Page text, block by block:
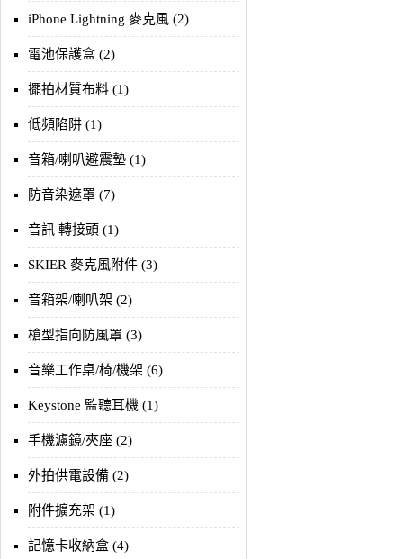
iPhone Lightning 麥克風 (2)
電池保護盒 (2)
擺拍材質布料 (1)
低頻陷阱 (1)
音箱/喇叭避震墊 (1)
防音染遮罩 (7)
音訊 轉接頭 (1)
SKIER 麥克風附件 (3)
音箱架/喇叭架 (2)
槍型指向防風罩 (3)
音樂工作桌/椅/機架 (6)
Keystone 監聽耳機 (1)
手機濾鏡/夾座 (2)
外拍供電設備 (2)
附件擴充架 (1)
記憶卡收納盒 (4)